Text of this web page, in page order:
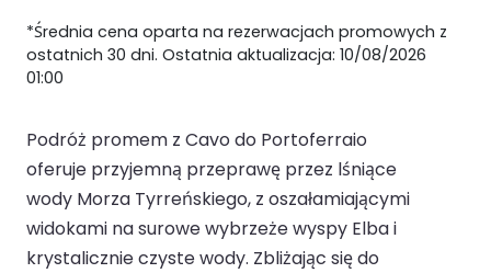
*Średnia cena oparta na rezerwacjach promowych z
ostatnich 30 dni. Ostatnia aktualizacja: 10/08/2026
01:00
Podróż promem z Cavo do Portoferraio
oferuje przyjemną przeprawę przez lśniące
wody Morza Tyrreńskiego, z oszałamiającymi
widokami na surowe wybrzeże wyspy Elba i
krystalicznie czyste wody. Zbliżając się do